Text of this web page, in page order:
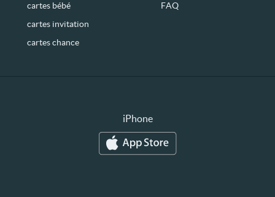
cartes bébé
cartes invitation
cartes chance
FAQ
iPhone